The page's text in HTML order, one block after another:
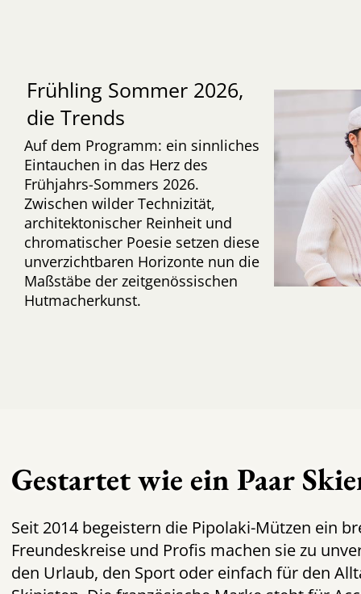
Frühling Sommer 2026,
die Trends
Auf dem Programm: ein sinnliches
Eintauchen in das Herz des
Frühjahrs-Sommers 2026.
Zwischen wilder Technizität,
architektonischer Reinheit und
chromatischer Poesie setzen diese
unverzichtbaren Horizonte nun die
Maßstäbe der zeitgenössischen
Hutmacherkunst.
Gestartet wie ein Paar
Seit 2014 begeistern die Pipolaki-Mützen ein
Freundeskreise und Profis machen sie zu
den Urlaub, den Sport oder einfach für den